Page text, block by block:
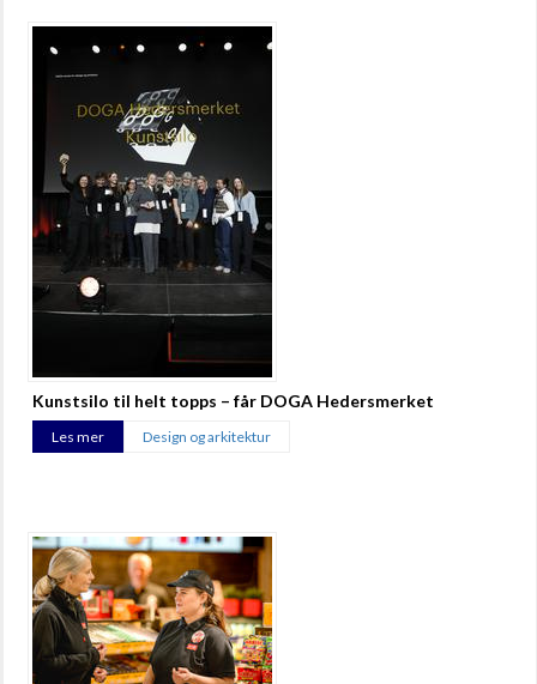
Kunstsilo til helt topps – får DOGA Hedersmerket
Les mer Design og arkitektur